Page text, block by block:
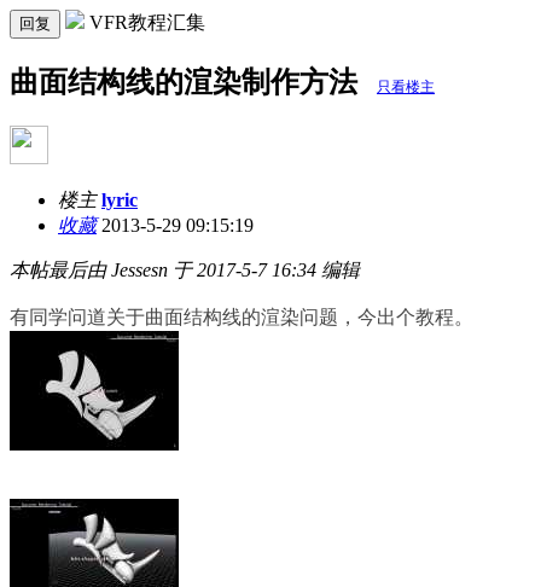
回复 VFR教程汇集
曲面结构线的渲染制作方法 只看楼主
楼主 lyric
收藏2013-5-29 09:15:19
本帖最后由 Jessesn 于 2017-5-7 16:34 编辑
有同学问道关于曲面结构线的渲染问题，今出个教程。